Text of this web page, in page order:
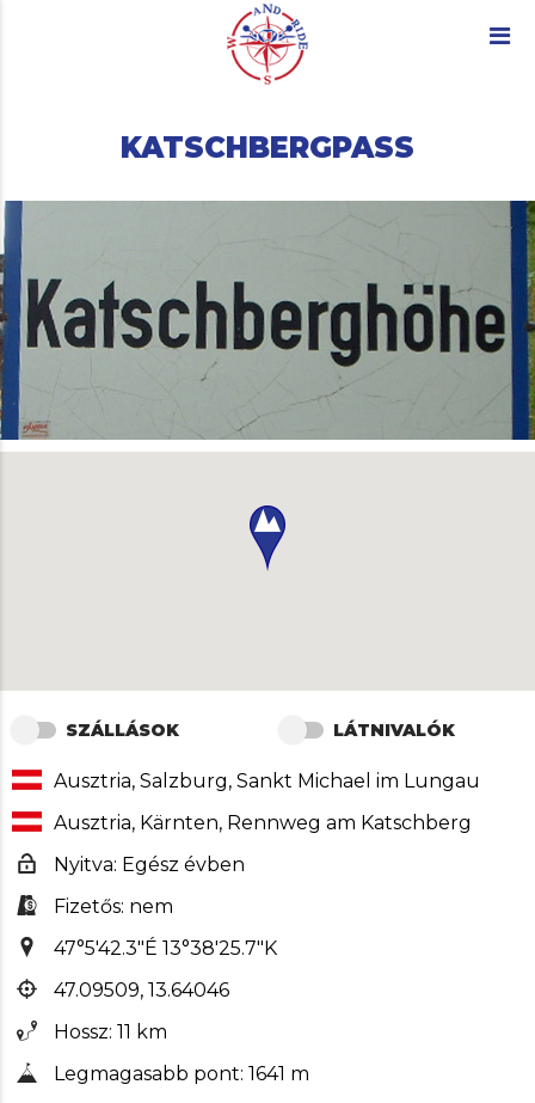
KATSCHBERGPASS
SZÁLLÁSOK LÁTNIVALÓK
Ausztria, Salzburg, Sankt Michael im Lungau
Ausztria, Kärnten, Rennweg am Katschberg
Nyitva: Egész évben
Fizetős: nem
47°5'42.3"É 13°38'25.7"K
47.09509, 13.64046
Hossz: 11 km
Legmagasabb pont: 1641 m